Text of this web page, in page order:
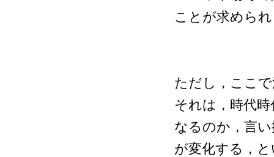
ことが求めら
ただし，ここ
それは，時代
なるのか，言
が変化する，